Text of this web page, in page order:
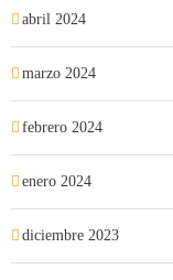
abril 2024
marzo 2024
febrero 2024
enero 2024
diciembre 2023